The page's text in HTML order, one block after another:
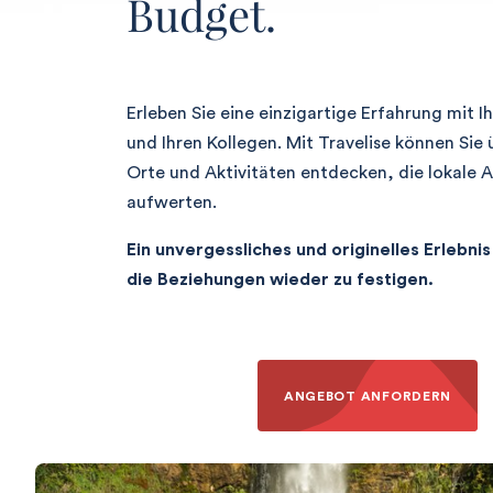
Budget.
Erleben Sie eine einzigartige Erfahrung mit
und Ihren Kollegen. Mit Travelise können Sie
Orte und Aktivitäten entdecken, die lokale
aufwerten.
Ein unvergessliches und originelles
die Beziehungen wieder zu festigen.
ANGEBOT ANFORDERN